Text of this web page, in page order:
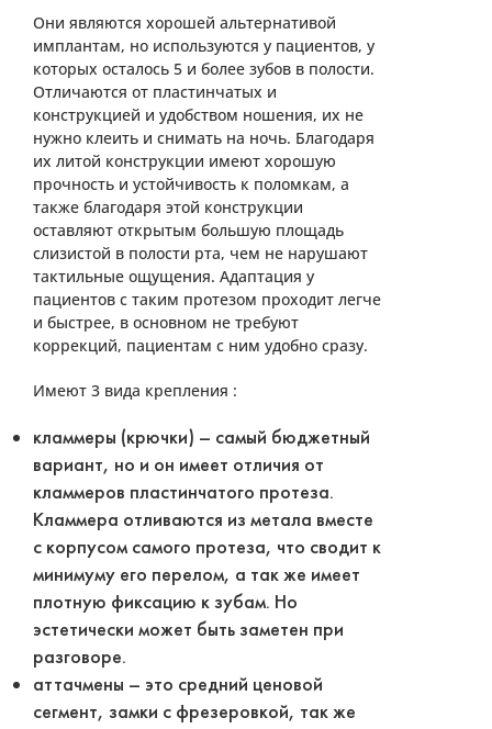
Аветова Ольга Валерьевна
Стоматолог-ортодонт
Высшая категория
Специальность: детская ортодонтия,
ортодонтия
Стаж работы: 20 лет
Они являются хорошей альтернативой
имплантам, но используются у пациентов, у
которых осталось 5 и более зубов в полости.
Отличаются от пластинчатых и
конструкцией и удобством ношения, их не
нужно клеить и снимать на ночь. Благодаря
их литой конструкции имеют хорошую
прочность и устойчивость к поломкам, а
также благодаря этой конструкции
оставляют открытым большую площадь
слизистой в полости рта, чем не нарушают
тактильные ощущения. Адаптация у
пациентов с таким протезом проходит легче
и быстрее, в основном не требуют
коррекций, пациентам с ним удобно сразу.
Имеют 3 вида крепления :
кламмеры (крючки) – самый бюджетный
вариант, но и он имеет отличия от
кламмеров пластинчатого протеза.
Кламмера отливаются из метала вместе
с корпусом самого протеза, что сводит к
минимуму его перелом, а так же имеет
плотную фиксацию к зубам. Но
эстетически может быть заметен при
разговоре.
аттачмены – это средний ценовой
сегмент, замки с фрезеровкой, так же